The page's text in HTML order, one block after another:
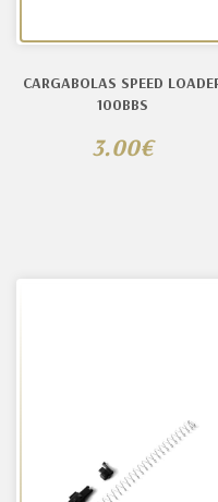
CARGABOLAS SPEED
100BBS
3.00€